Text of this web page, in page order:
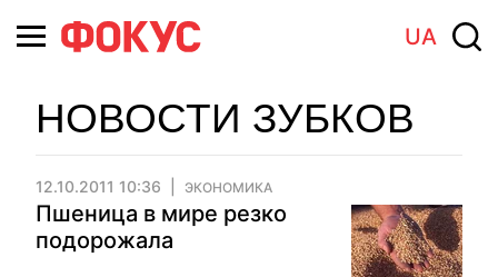
UA
НОВОСТИ ЗУБКОВ
12.10.2011 10:36 ЭКОНОМИКА
Пшеница в мире резко
подорожала